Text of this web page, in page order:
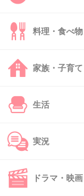
ファシオ
ライブや舞台の
ただ、よれない=
メイベリンの猫
取れにくいとま
まつエクをお勧め
料理・食べ物
家族・子育て
生活
実況
ドラマ・映画